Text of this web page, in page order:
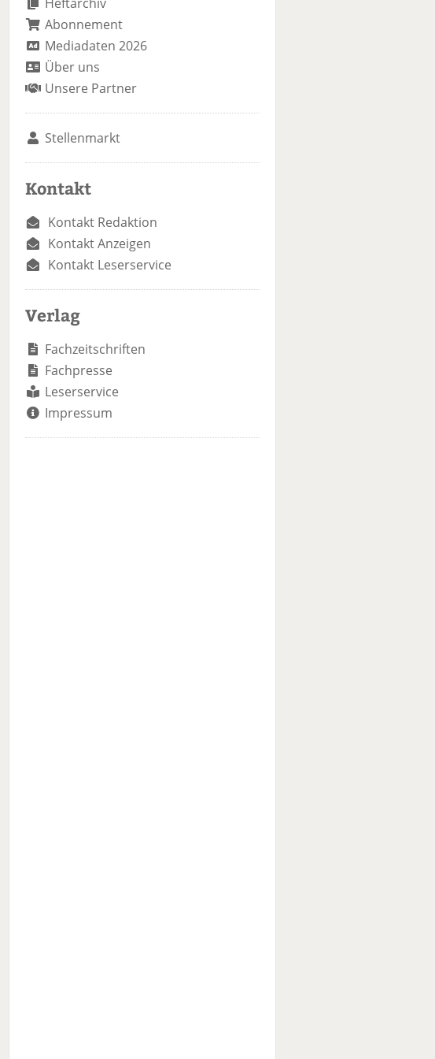
Abonnement
Mediadaten 2026
Über uns
Unsere Partner
Stellenmarkt
Kontakt
Kontakt Redaktion
Kontakt Anzeigen
Kontakt Leserservice
Verlag
Fachzeitschriften
Fachpresse
Leserservice
Impressum